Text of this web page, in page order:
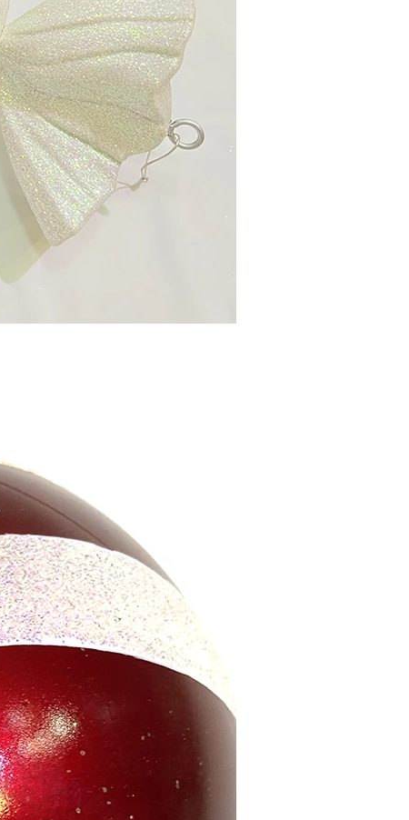
Jak ozdobić sztuczne dynie na Halloween: kompletny przewodnik po stylach sztucznych, piankowych i ceramicznych
2026-05-06 15:28:43